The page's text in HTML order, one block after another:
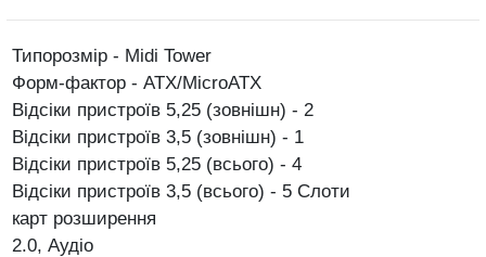
Типорозмір - Midi Tower
Форм-фактор - ATX/MicroATX
Відсіки пристроїв 5,25 (зовнішн) - 2
Відсіки пристроїв 3,5 (зовнішн) - 1
Відсіки пристроїв 5,25 (всього) - 4
Відсіки пристроїв 3,5 (всього) - 5 Слоти
карт розширення
2.0, Аудіо